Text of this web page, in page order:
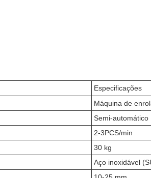
Especificações
Máquina de
Semi-automático
2-3PCS/min
30 kg
Aço inoxidável